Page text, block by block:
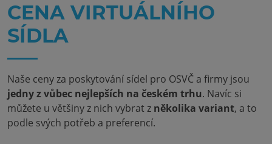
CENA VIRTUÁLNÍHO
SÍDLA
Naše ceny za poskytování sídel pro OSVČ a firmy jsou
jedny z vůbec nejlepších na českém trhu. Navíc si
můžete u většiny z nich vybrat z několika variant, a to
podle svých potřeb a preferencí.